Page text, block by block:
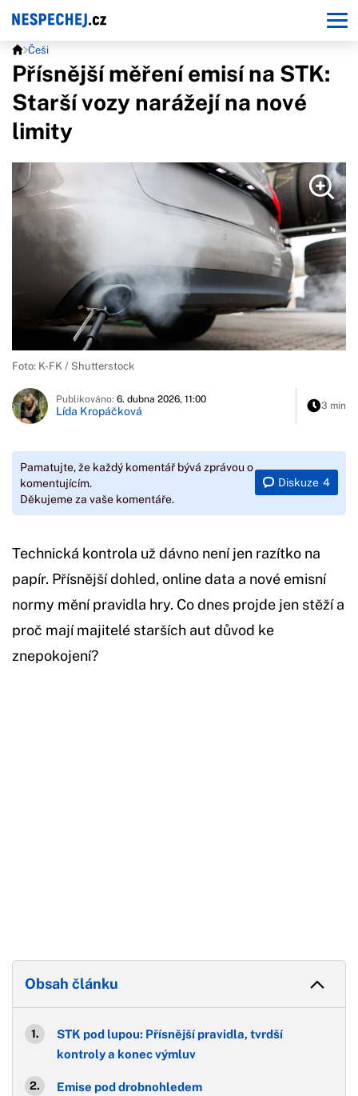
Češi
Přísnější měření emisí na STK:
Starší vozy narážejí na nové
limity
Foto: K-FK / Shutterstock
Publikováno: 6. dubna 2026, 11:00
Lída Kropáčková 3 min
Pamatujte, že každý komentář bývá zprávou o
komentujícím.
Děkujeme za vaše komentáře.
Diskuze 4
Technická kontrola už dávno není jen razítko na
papír. Přísnější dohled, online data a nové emisní
normy mění pravidla hry. Co dnes projde jen stěží a
proč mají majitelé starších aut důvod ke
znepokojení?
Obsah článku
STK pod lupou: Přísnější pravidla, tvrdší
kontroly a konec výmluv
Emise pod drobnohledem